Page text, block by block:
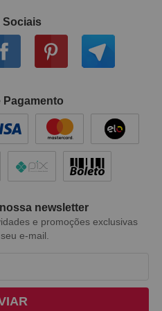
Sociais
Pagamento
newsletter
e promoções exclusivas
e-mail.